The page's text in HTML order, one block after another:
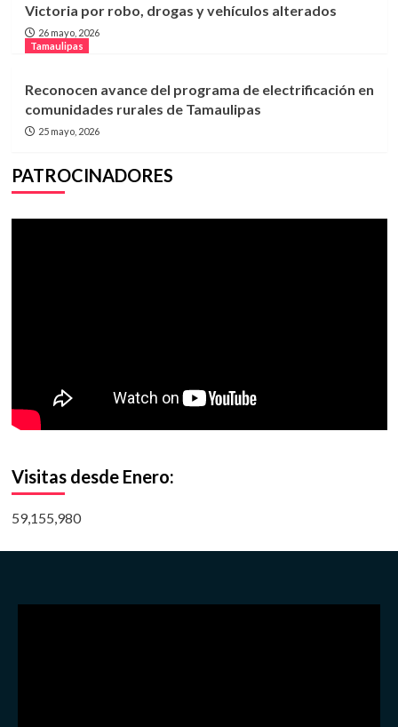
Victoria por robo, drogas y vehículos alterados
26 mayo, 2026
Tamaulipas
Reconocen avance del programa de electrificación en
comunidades rurales de Tamaulipas
25 mayo, 2026
PATROCINADORES
Visitas desde Enero:
59,155,980